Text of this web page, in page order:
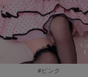
#ピンク